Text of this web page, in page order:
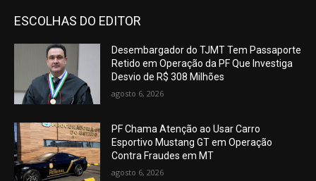
ESCOLHAS DO EDITOR
Desembargador do TJMT Tem Passaporte
Retido em Operação da PF Que Investiga
Desvio de R$ 308 Milhões
agosto 6, 2026
PF Chama Atenção ao Usar Carro
Esportivo Mustang GT em Operação
Contra Fraudes em MT
agosto 6, 2026